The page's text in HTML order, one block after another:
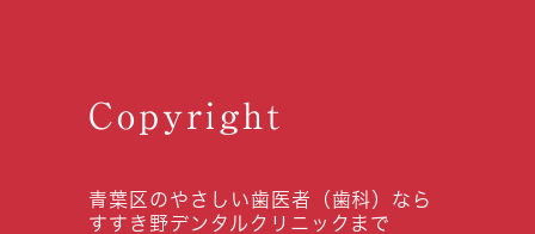
Copyright
青葉区のやさしい歯医者（歯科）なら
すすき野デンタルクリニックまで